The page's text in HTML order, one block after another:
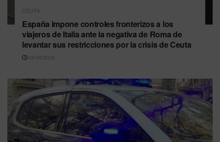
CEUTA
España impone controles fronterizos a los
viajeros de Italia ante la negativa de Roma de
levantar sus restricciones por la crisis de Ceuta
08/08/2026